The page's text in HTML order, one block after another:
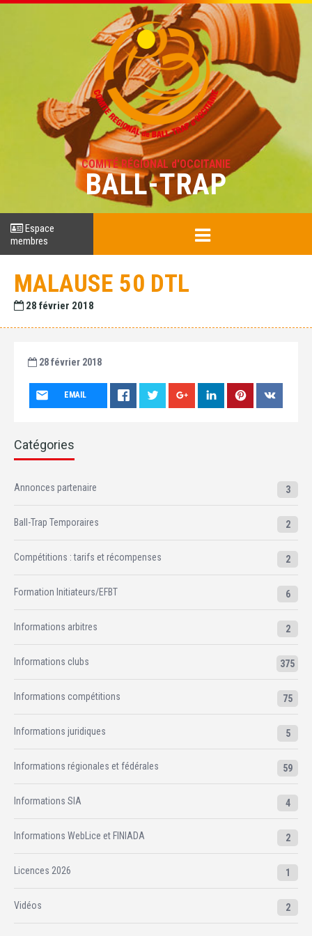
COMITÉ RÉGIONAL d'OCCITANIE
BALL-TRAP
Espace
membres
MALAUSE 50 DTL
28 février 2018
28 février 2018
EMAIL
Catégories
Annonces partenaire 3
Ball-Trap Temporaires 2
Compétitions : tarifs et récompenses 2
Formation Initiateurs/EFBT 6
Informations arbitres 2
Informations clubs 375
Informations compétitions 75
Informations juridiques 5
Informations régionales et fédérales 59
Informations SIA 4
Informations WebLice et FINIADA 2
Licences 2026 1
Vidéos 2